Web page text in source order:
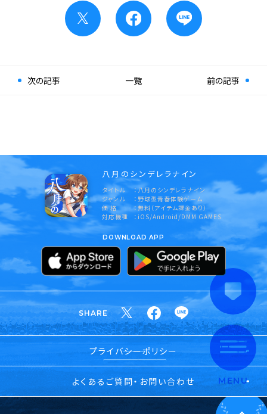
次の記事 前の記事
一覧
八月のシンデレラナイン
タイトル
八月のシンデレラナイン
ジャンル
野球型青春体験ゲーム
価 格
無料（アイテム課金あり）
対応機種
iOS/Android/DMM GAMES
DOWNLOAD APP
SHARE
プライバシーポリシー
よくあるご質問・お問い合わせ MENU